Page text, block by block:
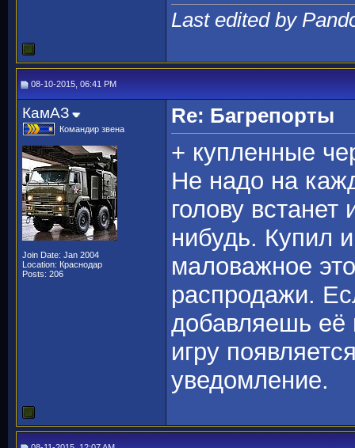
Last edited by
08-10-2015, 06:41 PM
КамАЗ
Командир звена
Join Date: Jan 2004
Location: Краснодар
Posts: 206
Re: Багрепорты
+ купленные
Не надо на
голову
нибудь. Купил
маловажное
распродажи.
добавляешь её
игру
уведомление.